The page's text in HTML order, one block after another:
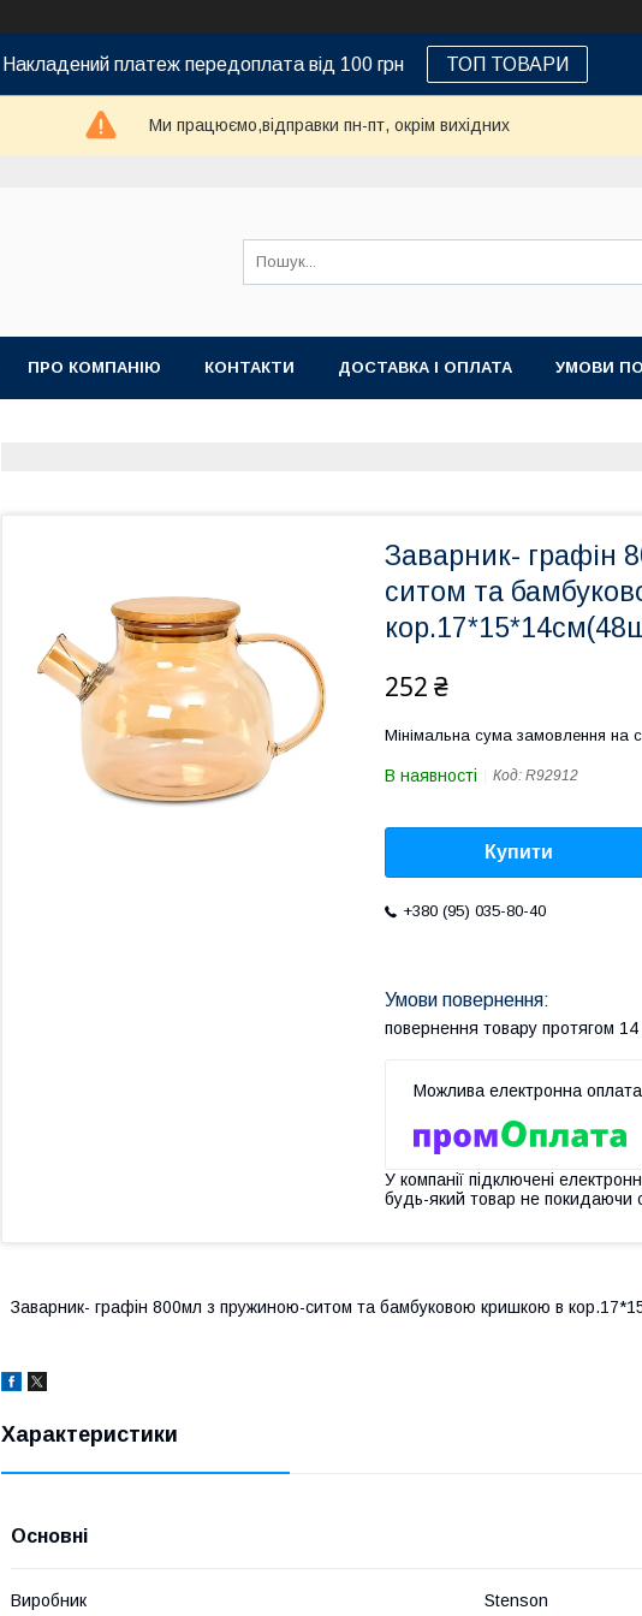
Накладений платеж передоплата від 100 грн ТОП ТОВАРИ
Ми працюємо,відправки пн-пт, окрім вихідних
ПРО КОМПАНІЮ КОНТАКТИ ДОСТАВКА І ОПЛАТА УМОВИ
Заварник- графін
ситом та
252 ₴
Мінімальна сума замовлення на
В наявності Код: R92912
Купити
+380 (95) 035-80-40
повернення товару протягом 14
У компанії підключені
будь-який товар не покидаючи
Заварник- графін 800мл з пружиною-ситом та бамбуковою кришкою в
Характеристики
Основні
Виробник Stenson